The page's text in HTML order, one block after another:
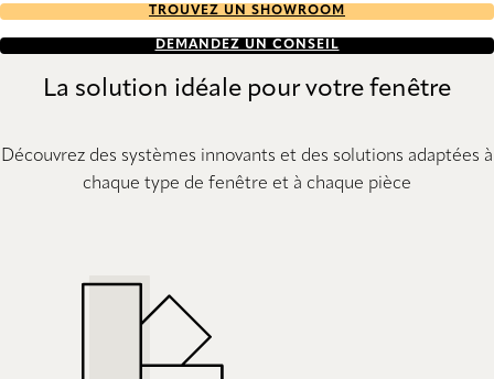
TROUVEZ UN SHOWROOM
DEMANDEZ UN CONSEIL
La solution idéale pour votre fenêtre
Découvrez des systèmes innovants et des solutions adaptées à
chaque type de fenêtre et à chaque pièce